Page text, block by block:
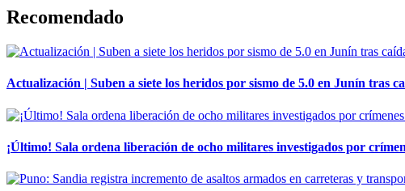
Recomendado
Actualización | Suben a siete los heridos por sismo de 5.0 en Junín tras
¡Último! Sala ordena liberación de ocho militares investigados por